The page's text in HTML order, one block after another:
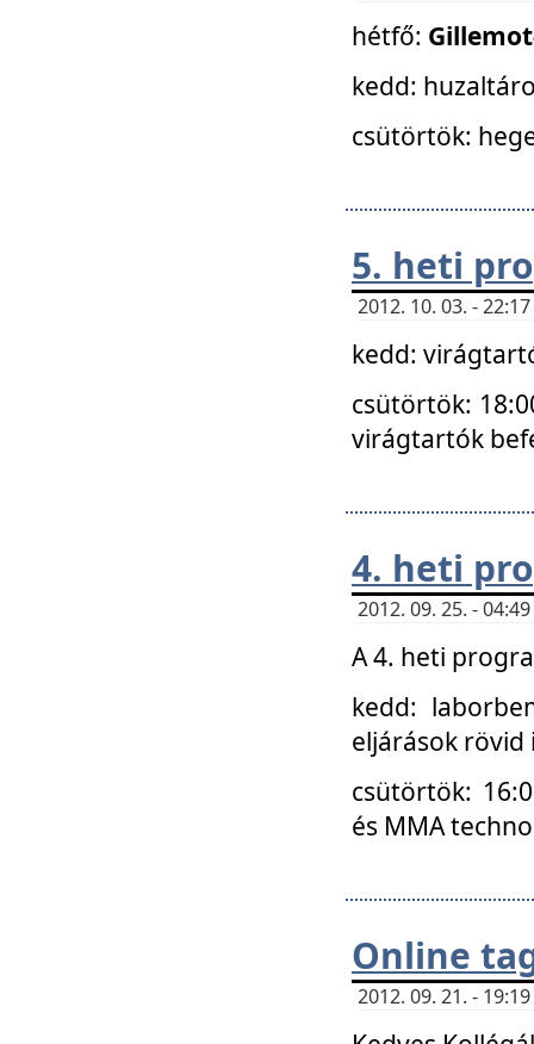
hétfő:
kedd:
csütörtök:
5. heti
2012. 10. 03. -
kedd:
csütörtök:
virágtartók
4. heti
2012. 09. 25. -
A 4. heti
kedd:
eljárások
csütörtök:
és MMA
Online
2012. 09. 21. -